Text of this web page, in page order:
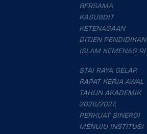
BERSAMA
KASUBDIT
KETENAGAAN
DITJEN PENDIDIKAN
ISLAM KEMENAG RI
STAI RAYA GELAR
RAPAT KERJA AWAL
TAHUN AKADEMIK
2026/2027,
PERKUAT SINERGI
MENUJU INSTITUSI